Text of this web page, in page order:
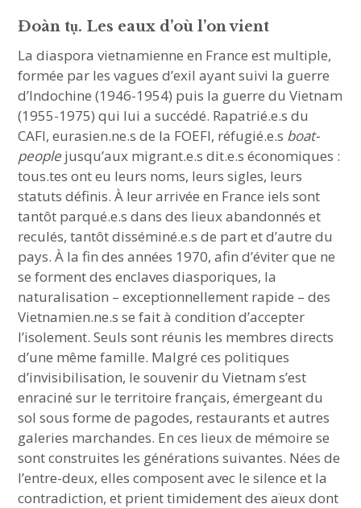
Đoàn tụ. Les eaux d’où l’on vient
La diaspora vietnamienne en France est multiple,
formée par les vagues d’exil ayant suivi la guerre
d’Indochine (1946-1954) puis la guerre du Vietnam
(1955-1975) qui lui a succédé. Rapatrié.e.s du
CAFI, eurasien.ne.s de la FOEFI, réfugié.e.s boat-
people jusqu’aux migrant.e.s dit.e.s économiques :
tous.tes ont eu leurs noms, leurs sigles, leurs
statuts définis. À leur arrivée en France iels sont
tantôt parqué.e.s dans des lieux abandonnés et
reculés, tantôt disséminé.e.s de part et d’autre du
pays. À la fin des années 1970, afin d’éviter que ne
se forment des enclaves diasporiques, la
naturalisation – exceptionnellement rapide – des
Vietnamien.ne.s se fait à condition d’accepter
l’isolement. Seuls sont réunis les membres directs
d’une même famille. Malgré ces politiques
d’invisibilisation, le souvenir du Vietnam s’est
enraciné sur le territoire français, émergeant du
sol sous forme de pagodes, restaurants et autres
galeries marchandes. En ces lieux de mémoire se
sont construites les générations suivantes. Nées de
l’entre-deux, elles composent avec le silence et la
contradiction, et prient timidement des aïeux dont